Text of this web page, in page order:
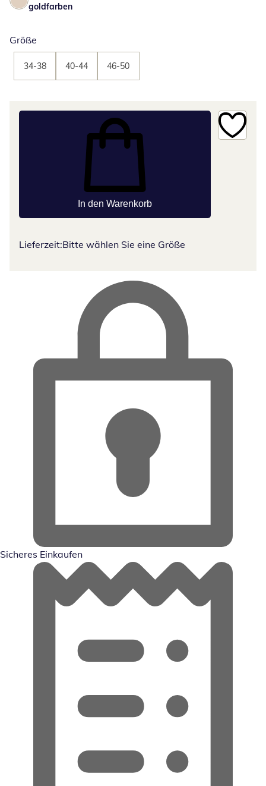
goldfarben
Größe
34-38 40-44 46-50
In den Warenkorb
Lieferzeit:Bitte wählen Sie eine Größe
Sicheres Einkaufen